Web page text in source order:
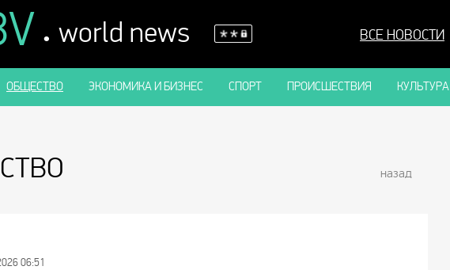
. world news ВСЕ НОВОСТИ
ОБЩЕСТВО ЭКОНОМИКА И БИЗНЕС СПОРТ ПРОИСШЕСТВИЯ КУЛЬТУРА
назад
06:51